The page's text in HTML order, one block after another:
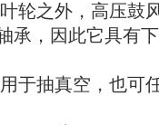
轮之外，高压鼓
承，因此它具有
于抽真空，也可